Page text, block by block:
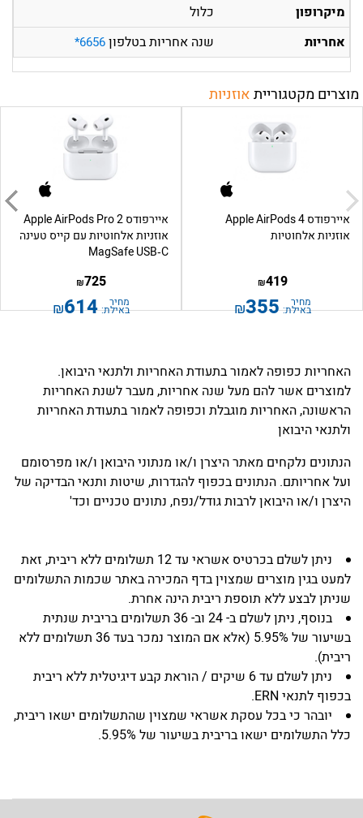
מיקרופון
כלול
אחריות
שנה אחריות בטלפון6656*
מוצרים מקטגורייתאוזניות
איירפודס Apple AirPods 4
אוזניות אלחוטיות
419
₪
מחיר
באילת: 355
₪
איירפודס Apple AirPods Pro 2
אוזניות אלחוטיות עם קייס טעינה
MagSafe USB‑C
725
₪
מחיר
באילת: 614
₪
האחריות כפופה לאמור בתעודת האחריות ולתנאי היבואן.
למוצרים אשר להם מעל שנה אחריות, מעבר לשנת האחריות
הראשונה, האחריות מוגבלת וכפופה לאמור בתעודת האחריות
ולתנאי היבואן
הנתונים נלקחים מאתר היצרן ו/או מנתוני היבואן ו/או מפרסומם
ועל אחריותם. הנתונים בכפוף להגדרות, שיטות ותנאי הבדיקה של
היצרן ו/או היבואן לרבות גודל/נפח, נתונים טכניים וכד'
ניתן לשלם בכרטיס אשראי עד 12 תשלומים ללא ריבית, זאת
למעט בגין מוצרים שמצוין בדף המכירה באתר שכמות התשלומים
שניתן לבצע ללא תוספת ריבית הינה אחרת.
בנוסף, ניתן לשלם ב- 24 וב- 36 תשלומים בריבית שנתית
בשיעור של 5.95% (אלא אם המוצר נמכר בעד 36 תשלומים ללא
ריבית).
ניתן לשלם עד 6 שיקים / הוראת קבע דיגיטלית ללא ריבית
בכפוף לתנאי ERN.
יובהר כי בכל עסקת אשראי שמצוין שהתשלומים ישאו ריבית,
כלל התשלומים ישאו בריבית בשיעור של 5.95%.